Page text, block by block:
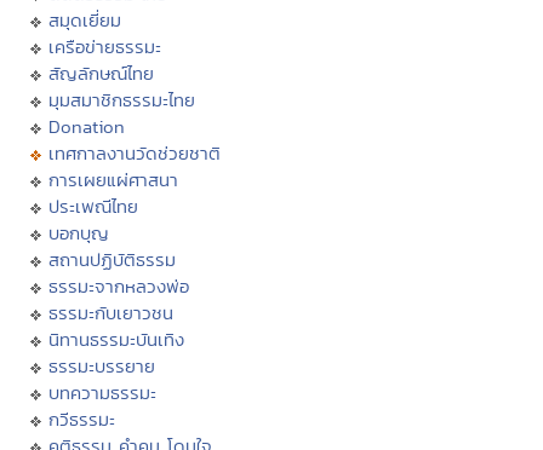
สมุดเยี่ยม
เครือข่ายธรรมะ
สัญลักษณ์ไทย
มุมสมาชิกธรรมะไทย
Donation
เทศกาลงานวัดช่วยชาติ
การเผยแผ่ศาสนา
ประเพณีไทย
บอกบุญ
สถานปฏิบัติธรรม
ธรรมะจากหลวงพ่อ
ธรรมะกับเยาวชน
นิทานธรรมะบันเทิง
ธรรมะบรรยาย
บทความธรรมะ
กวีธรรมะ